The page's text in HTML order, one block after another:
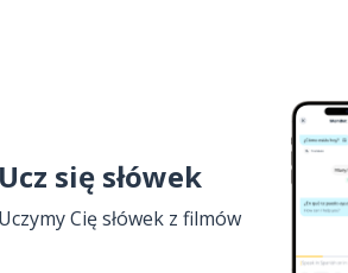
Ucz się słówek
Uczymy Cię słówek z filmów